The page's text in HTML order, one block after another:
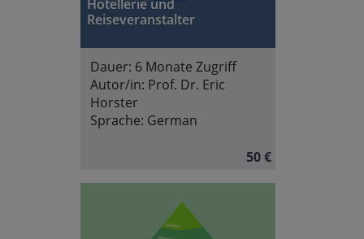
Hotellerie und
Reiseveranstalter
Dauer: 6 Monate Zugriff
Autor/in: Prof. Dr. Eric
Horster
Sprache: German
50 €